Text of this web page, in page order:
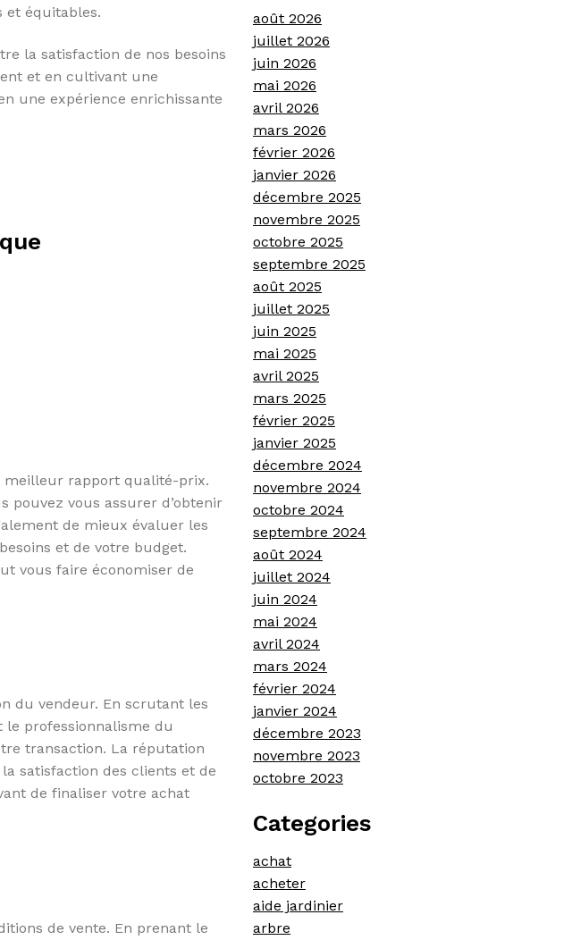
et équitables.
la satisfaction de nos besoins
et en cultivant une
une expérience enrichissante
meilleur rapport qualité-prix.
pouvez vous assurer d’obtenir
de mieux évaluer les
et de votre budget.
vous faire économiser de
du vendeur. En scrutant les
professionnalisme du
transaction. La réputation
satisfaction des clients et de
de finaliser votre achat
de vente. En prenant le
août 2026
juillet 2026
juin 2026
mai 2026
avril 2026
mars 2026
février 2026
janvier 2026
décembre 2025
novembre 2025
octobre 2025
septembre 2025
août 2025
juillet 2025
juin 2025
mai 2025
avril 2025
mars 2025
février 2025
janvier 2025
décembre 2024
novembre 2024
octobre 2024
septembre 2024
août 2024
juillet 2024
juin 2024
mai 2024
avril 2024
mars 2024
février 2024
janvier 2024
décembre 2023
novembre 2023
octobre 2023
Categories
achat
acheter
aide jardinier
arbre